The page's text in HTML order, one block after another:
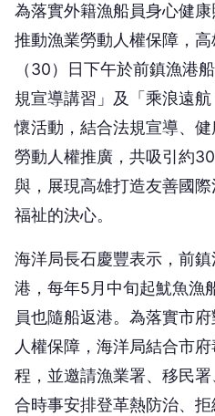
推動漁業勞動人權保障，高
（30）日下午於前鎮漁港
規宣導講習」及「乘浪遠
懷活動，結合法規宣導、
勞動人權推廣，共吸引約
與，展現高雄打造友善國
福祉的決心。
海洋局長石慶豐表示，前鎮
港，每年5月中旬起魷魚漁
員也隨船返港。為落實市
人權保障，海洋局結合市
程，並邀請漁業署、移民
合時事安排登革熱防治、
多項漁業行政措施等多語